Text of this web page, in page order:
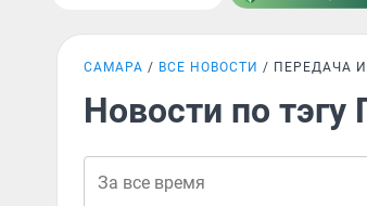
САМАРА ВСЕ НОВОСТИ ПЕРЕДАЧА
Новости по